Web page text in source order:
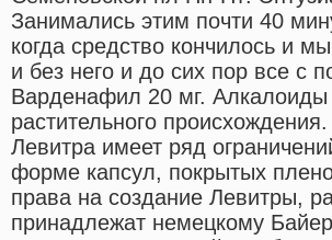
Занимались этим почти 40
когда средство кончилось и
и без него и до сих пор все с
Варденафил 20 мг. Алкалоиды
растительного
Левитра имеет ряд
форме капсул, покрытых
права на создание Левитры,
принадлежат немецкому